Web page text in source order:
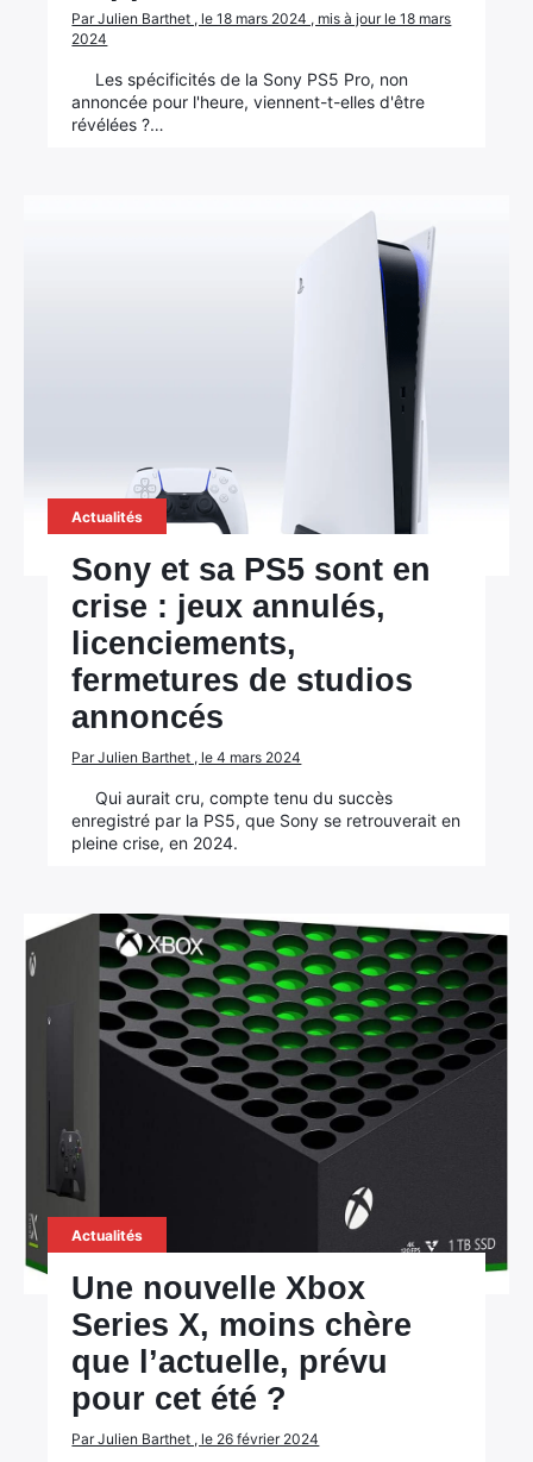
Par Julien Barthet , le 18 mars 2024 , mis à jour le 18 mars
2024
Les spécificités de la Sony PS5 Pro, non
annoncée pour l'heure, viennent-t-elles d'être
révélées ?…
Actualités
Sony et sa PS5 sont en
crise : jeux annulés,
licenciements,
fermetures de studios
annoncés
Par Julien Barthet , le 4 mars 2024
Qui aurait cru, compte tenu du succès
enregistré par la PS5, que Sony se retrouverait en
pleine crise, en 2024.
Actualités
Une nouvelle Xbox
Series X, moins chère
que l’actuelle, prévu
pour cet été ?
Par Julien Barthet , le 26 février 2024